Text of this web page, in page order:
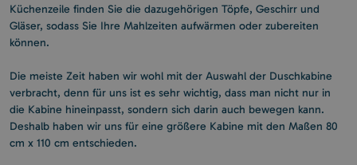
Küchenzeile finden Sie die dazugehörigen Töpfe, Geschirr und
Gläser, sodass Sie Ihre Mahlzeiten aufwärmen oder zubereiten
können.
Die meiste Zeit haben wir wohl mit der Auswahl der Duschkabine
verbracht, denn für uns ist es sehr wichtig, dass man nicht nur in
die Kabine hineinpasst, sondern sich darin auch bewegen kann.
Deshalb haben wir uns für eine größere Kabine mit den Maßen 80
cm x 110 cm entschieden.